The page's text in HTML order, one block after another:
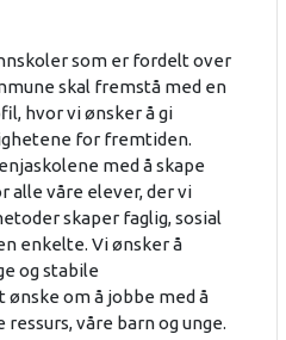
som er fordelt over
skal fremstå med en
hvor vi ønsker å gi
for fremtiden.
med å skape
alle våre elever, der vi
skaper faglig, sosial
enkelte. Vi ønsker å
og stabile
om å jobbe med å
våre barn og unge.